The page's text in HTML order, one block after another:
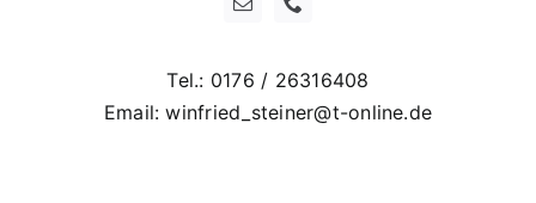
Tel.: 0176 / 26316408
Email: winfried_steiner@t-online.de